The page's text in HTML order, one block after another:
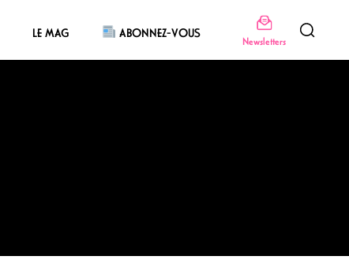
LE MAG ABONNEZ-VOUS
Newsletters